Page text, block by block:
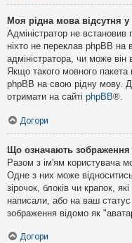
Моя рідна мова відсутня у
Адміністратор не
ніхто не переклав phpBB
адміністратора, чи може
Якщо такого мовного пакета
phpBB на свою рідну мову.
отримати на сайті phpBB®.
Догори
Що означають
Разом з ім'ям користувача
Одне з них може
зірочок, блоків чи крапок,
написали, або на ваш
зображення відомо як
Догори